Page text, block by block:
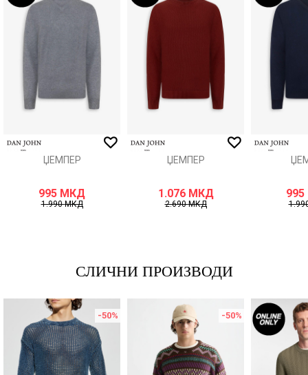
Порака
ЏЕМПЕР
995 МКД
1.990МКД
ЏЕМПЕР
1.076 МКД
2.690МКД
995
СЛИЧНИ ПРОИЗВОДИ
-50% -50%